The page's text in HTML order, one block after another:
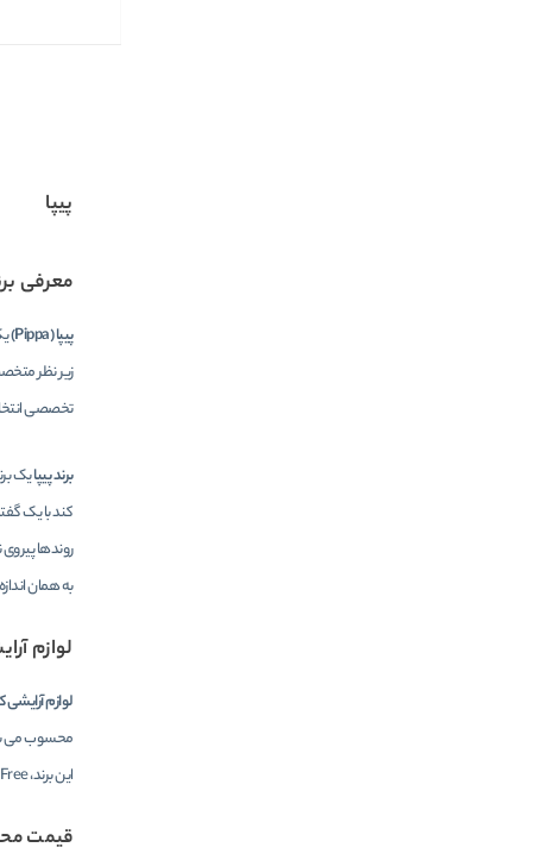
پیپا
معرفی
پیپا (Pippa)
زیر نظر
تخصصی
برند پیپایک
کند با یک
روندها
به همان
لوازم
لوازم آرایشی
محسوب می
این برند، Cruelty Free هستند. محققین مشغول به کار درباره این برند، تمامی آزمایشات خود را در آزمایشگاه ها بر روی نمونه های تولید شده مشابه پوست و سلول های انسان انجام می‌دهند.
قیمت